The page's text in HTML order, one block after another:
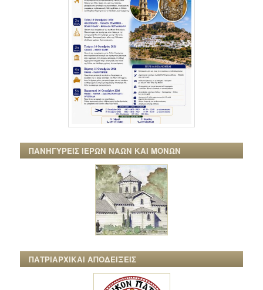
ΠΑΝΗΓΥΡΕΙΣ ΙΕΡΩΝ ΝΑΩΝ ΚΑΙ ΜΟΝΩΝ
ΠΑΤΡΙΑΡΧΙΚΑΙ ΑΠΟΔΕΙΞΕΙΣ